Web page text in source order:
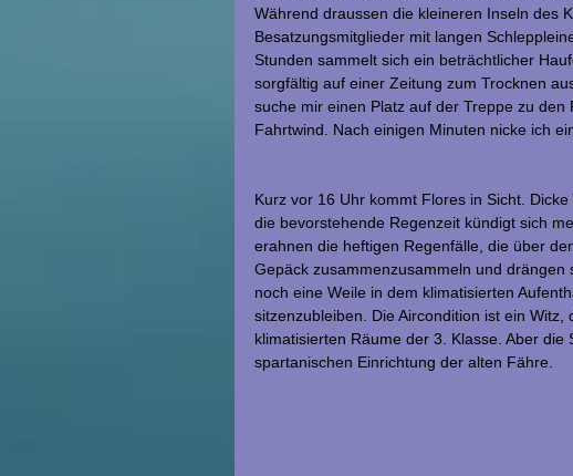
Während draussen die kleineren Inseln des
Besatzungsmitglieder mit langen
Stunden sammelt sich ein beträchtlicher
sorgfältig auf einer Zeitung zum Trocknen
suche mir einen Platz auf der Treppe zu
Fahrtwind. Nach einigen Minuten nicke ich ein
Kurz vor 16 Uhr kommt Flores in Sicht.
die bevorstehende Regenzeit kündigt sich
erahnen die heftigen Regenfälle, die über
Gepäck zusammenzusammeln und drängen
noch eine Weile in dem klimatisierten
sitzenzubleiben. Die Aircondition ist ein
klimatisierten Räume der 3. Klasse. Aber
spartanischen Einrichtung der alten Fähre.